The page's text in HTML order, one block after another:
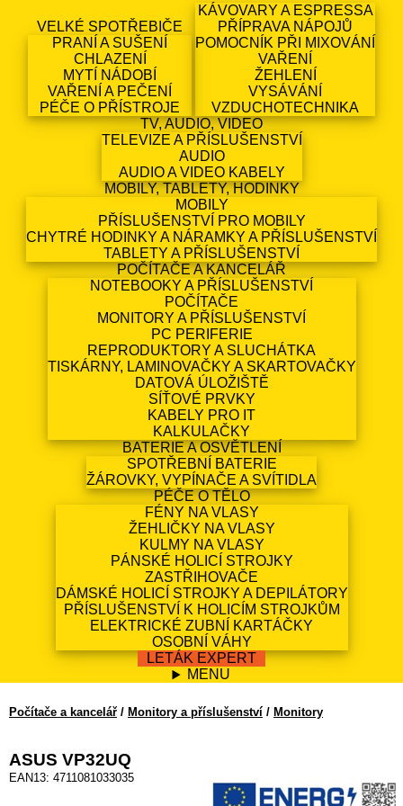
VELKÉ SPOTŘEBIČE
PRANÍ A SUŠENÍ
CHLAZENÍ
MYTÍ NÁDOBÍ
VAŘENÍ A PEČENÍ
PÉČE O PŘÍSTROJE
KÁVOVARY A ESPRESSA
PŘÍPRAVA NÁPOJŮ
POMOCNÍK PŘI MIXOVÁNÍ
VAŘENÍ
ŽEHLENÍ
VYSÁVÁNÍ
VZDUCHOTECHNIKA
TV, AUDIO, VIDEO
TELEVIZE A PŘÍSLUŠENSTVÍ
AUDIO
AUDIO A VIDEO KABELY
MOBILY, TABLETY, HODINKY
MOBILY
PŘÍSLUŠENSTVÍ PRO MOBILY
CHYTRÉ HODINKY A NÁRAMKY A PŘÍSLUŠENSTVÍ
TABLETY A PŘÍSLUŠENSTVÍ
POČÍTAČE A KANCELÁŘ
NOTEBOOKY A PŘÍSLUŠENSTVÍ
POČÍTAČE
MONITORY A PŘÍSLUŠENSTVÍ
PC PERIFERIE
REPRODUKTORY A SLUCHÁTKA
TISKÁRNY, LAMINOVAČKY A SKARTOVAČKY
DATOVÁ ÚLOŽIŠTĚ
SÍŤOVÉ PRVKY
KABELY PRO IT
KALKULAČKY
BATERIE A OSVĚTLENÍ
SPOTŘEBNÍ BATERIE
ŽÁROVKY, VYPÍNAČE A SVÍTIDLA
PÉČE O TĚLO
FÉNY NA VLASY
ŽEHLIČKY NA VLASY
KULMY NA VLASY
PÁNSKÉ HOLICÍ STROJKY
ZASTŘIHOVAČE
DÁMSKÉ HOLICÍ STROJKY A DEPILÁTORY
PŘÍSLUŠENSTVÍ K HOLICÍM STROJKŮM
ELEKTRICKÉ ZUBNÍ KARTÁČKY
OSOBNÍ VÁHY
LETÁK EXPERT
MENU
Počítače a kancelář / Monitory a příslušenství / Monitory
ASUS VP32UQ
EAN13: 4711081033035